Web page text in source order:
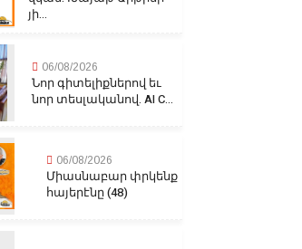
յի...
06/08/2026
Նոր գիտելիքներով եւ
նոր տեսլականով. AI C...
06/08/2026
Միասնաբար փրկենք
հայերէնը (48)